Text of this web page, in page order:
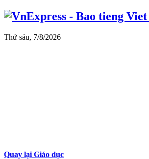
Thứ sáu, 7/8/2026
Quay lại Giáo dục